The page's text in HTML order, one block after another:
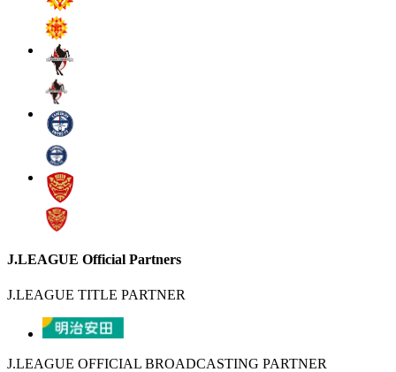
J.LEAGUE Official Partners
J.LEAGUE TITLE PARTNER
J.LEAGUE OFFICIAL BROADCASTING PARTNER